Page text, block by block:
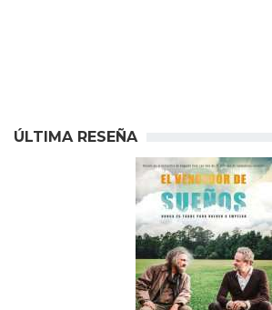
ÚLTIMA RESEÑA